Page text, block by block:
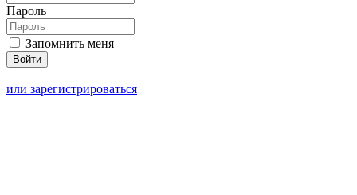
Пароль
Запомнить меня
или зарегистрироваться